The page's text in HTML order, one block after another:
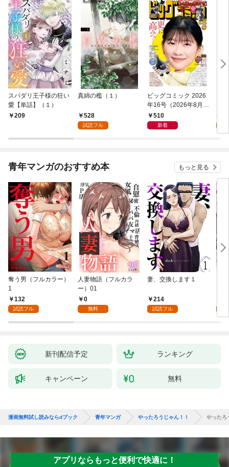
スパダリ王子様の狂い
愛【単話】（１）
209
真綿の檻（１）
528
試読フル
ビッグコミック 2026
年16号（2026年8月7
日発売）
510
新着
青年マンガのおすすめ本 もっと見る
奪う男（フルカラー）
1
132
試読フル
人妻物語（フルカラ
ー）01
0
無料
妻、交換します１
214
試読フル
な
新刊配信予定 ランキング
キャンペーン 無料
漫画無料試し読みならdブック 青年マンガ やったろうじゃん！！ やったろ
アプリならもっと便利で快適に！